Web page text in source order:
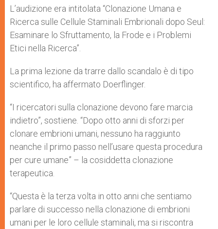
L’audizione era intitolata “Clonazione Umana e
Ricerca sulle Cellule Staminali Embrionali dopo Seul:
Esaminare lo Sfruttamento, la Frode e i Problemi
Etici nella Ricerca”.
La prima lezione da trarre dallo scandalo è di tipo
scientifico, ha affermato Doerflinger.
“I ricercatori sulla clonazione devono fare marcia
indietro”, sostiene. “Dopo otto anni di sforzi per
clonare embrioni umani, nessuno ha raggiunto
neanche il primo passo nell’usare questa procedura
per cure umane” – la cosiddetta clonazione
terapeutica.
“Questa è la terza volta in otto anni che sentiamo
parlare di successo nella clonazione di embrioni
umani per le loro cellule staminali, ma si riscontra